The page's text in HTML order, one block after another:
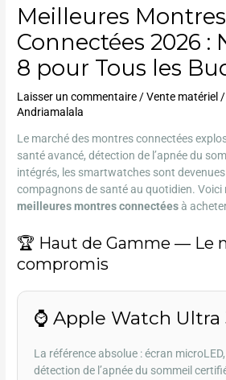
Meilleures Montres
Connectées 2026 :
8 pour Tous les
Laisser un commentaire /Vente matériel
Andriamalala
Le marché des montres connectées
santé avancé, détection de l’apnée du
intégrés, les smartwatches sont
compagnons de santé au quotidien.
meilleures montres connectéesà
🏆 Haut de Gamme — Le
compromis
⌚ Apple Watch Ultra
La référence absolue : écran
détection de l’apnée du sommeil